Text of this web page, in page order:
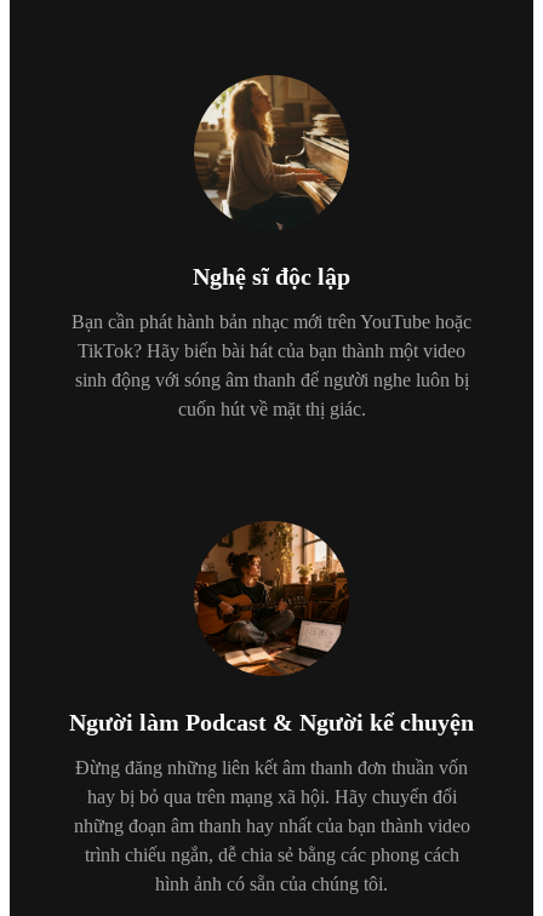
Nghệ sĩ độc lập
Bạn cần phát hành bản nhạc mới trên YouTube hoặc
TikTok? Hãy biến bài hát của bạn thành một video
sinh động với sóng âm thanh để người nghe luôn bị
cuốn hút về mặt thị giác.
Người làm Podcast & Người kể chuyện
Đừng đăng những liên kết âm thanh đơn thuần vốn
hay bị bỏ qua trên mạng xã hội. Hãy chuyển đổi
những đoạn âm thanh hay nhất của bạn thành video
trình chiếu ngắn, dễ chia sẻ bằng các phong cách
hình ảnh có sẵn của chúng tôi.